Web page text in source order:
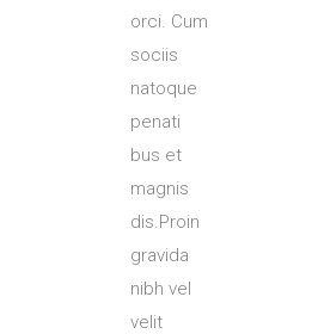
orci. Cum
sociis
natoque
penati
bus et
magnis
dis.Proin
gravida
nibh vel
velit